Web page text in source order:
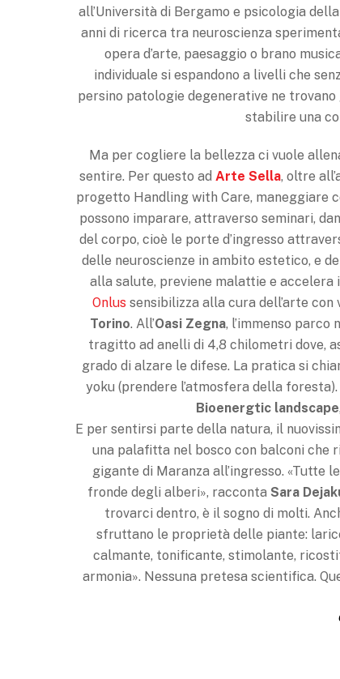
all’Università di Berga­mo e psicologia
anni di ricerca tra neuroscien­za
opera d’arte, paesaggio o brano
individuale si espandono a li­velli che
persino pa­tologie degenerative ne trova­no
stabilire una
Ma per cogliere la bellezza ci vuole
sentire. Per questo adArte Sella, oltre
progetto Handling with Care, maneggiare
possono imparare, attraverso seminari,
del corpo, cioè le porte d’ingresso
delle neuroscienze in ambito estetico, e
alla salute, previene malattie e ac­celera
Onlus sensibi­lizza alla cura dell’arte
Torino. All’Oasi Zegna, l’im­menso parco
tragitto ad anelli di 4,8 chilometri dove,
grado di alzare le difese. La pratica si
yoku (prendere l’atmosfera della
Bioenergtic landscape
E per sentirsi parte della natura, il
una palafitta nel bosco con balconi che
gigante di Maranza all’ingresso. «Tutte
fronde degli alberi», racconta Sara
trovarci dentro, è il sogno di molti.
sfruttano le proprietà delle piante:
calmante, tonificante, stimolante,
armonia». Nessuna pretesa scientifica.